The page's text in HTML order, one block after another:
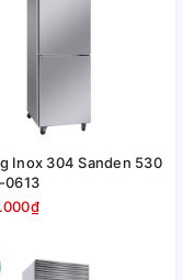
Inox 304 Sanden 530
0613